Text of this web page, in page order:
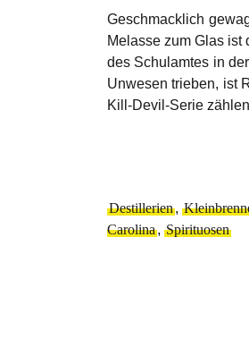
Geschmacklich
Melasse zum Glas
des Schulamtes in
Unwesen trieben, ist
Kill-Devil-Serie
Destillerien,
Carolina, Spirituosen